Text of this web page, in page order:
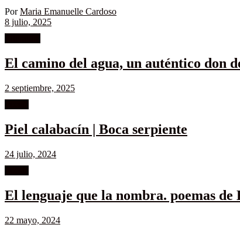
Por Maria Emanuelle Cardoso
8 julio, 2025
El camino del agua, un auténtico don
2 septiembre, 2025
Piel calabacín | Boca serpiente
24 julio, 2024
El lenguaje que la nombra. poemas
22 mayo, 2024